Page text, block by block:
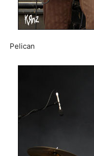
Pelican